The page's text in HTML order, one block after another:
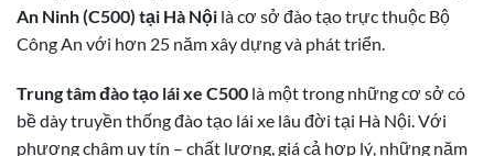
An Ninh (C500) tại Hà Nội là cơ sở đào tạo trực thuộc Bộ
Công An với hơn 25 năm xây dựng và phát triển.
Trung tâm đào tạo lái xe C500 là một trong những cơ sở có
bề dày truyền thống đào tạo lái xe lâu đời tại Hà Nội. Với
phương châm uy tín – chất lượng, giá cả hợp lý, những năm